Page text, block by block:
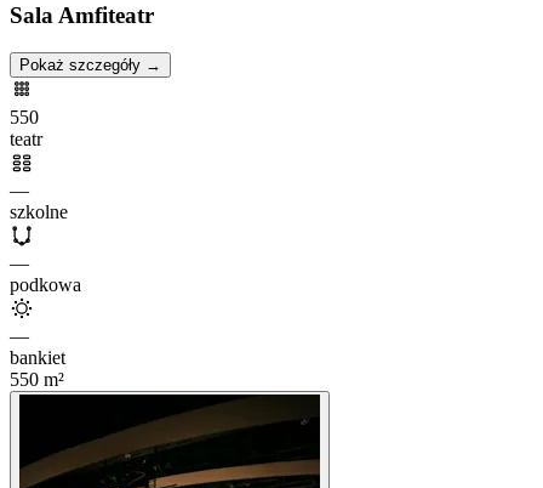
Sala Amfiteatr
Pokaż szczegóły →
550
teatr
—
szkolne
—
podkowa
—
bankiet
550 m²